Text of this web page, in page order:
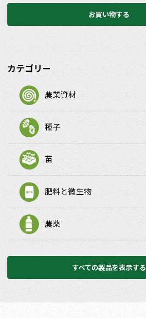
お買い物する
カテゴリー
農業資材
種子
苗
肥料と微生物
農薬
すべての製品を表示する